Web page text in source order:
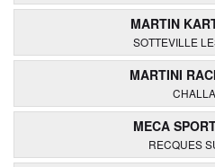
MARTIN
SOTTEVILLE
MARTINI
MECA
RECQUES